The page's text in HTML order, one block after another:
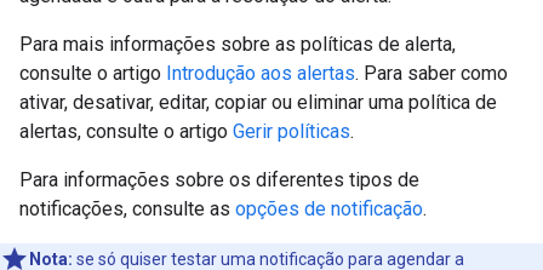
Para mais informações sobre as políticas de alerta,
consulte o artigo Introdução aos alertas. Para saber como
ativar, desativar, editar, copiar ou eliminar uma política de
alertas, consulte o artigo Gerir políticas.
Para informações sobre os diferentes tipos de
notificações, consulte as opções de notificação.
Nota: se só quiser testar uma notificação para agendar a